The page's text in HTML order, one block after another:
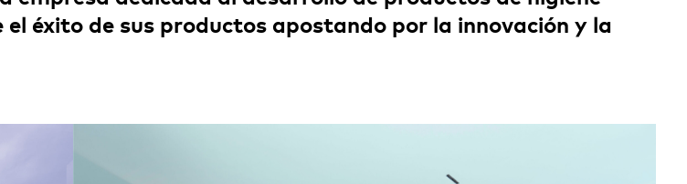
éxito de sus productos apostando por la innovación y la